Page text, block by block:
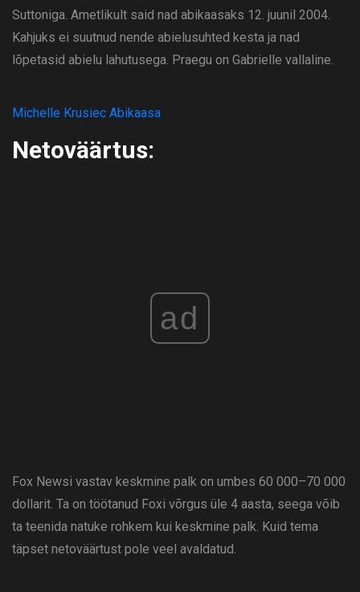
Suttoniga. Ametlikult said nad abikaasaks 12. juunil 2004.
Kahjuks ei suutnud nende abielusuhted kesta ja nad
lõpetasid abielu lahutusega. Praegu on Gabrielle vallaline.
Michelle Krusiec Abikaasa
Netoväärtus:
ad
Fox Newsi vastav keskmine palk on umbes 60 000–70 000
dollarit. Ta on töötanud Foxi võrgus üle 4 aasta, seega võib
ta teenida natuke rohkem kui keskmine palk. Kuid tema
täpset netoväärtust pole veel avaldatud.